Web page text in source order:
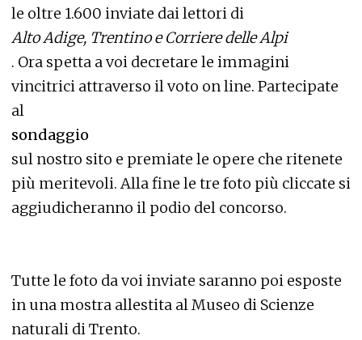
le oltre 1.600 inviate dai lettori di
Alto Adige, Trentino e Corriere delle Alpi
. Ora spetta a voi decretare le immagini
vincitrici attraverso il voto on line. Partecipate
al
sondaggio
sul nostro sito e premiate le opere che ritenete
più meritevoli. Alla fine le tre foto più cliccate si
aggiudicheranno il podio del concorso.
Tutte le foto da voi inviate saranno poi esposte
in una mostra allestita al Museo di Scienze
naturali di Trento.